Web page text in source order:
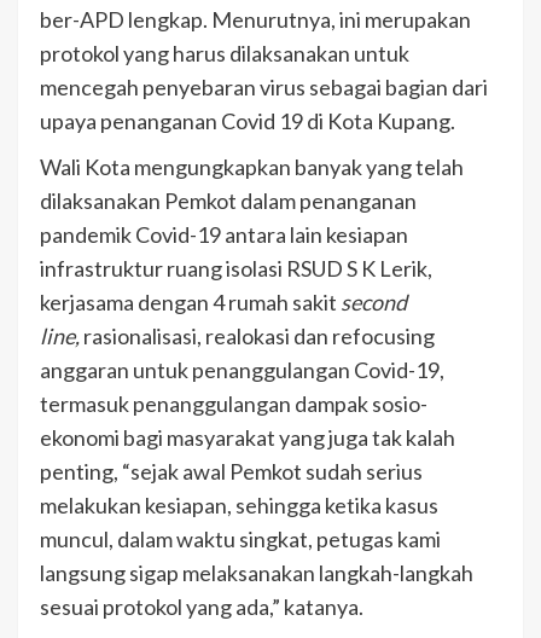
ber-APD lengkap. Menurutnya, ini merupakan
protokol yang harus dilaksanakan untuk
mencegah penyebaran virus sebagai bagian dari
upaya penanganan Covid 19 di Kota Kupang.
Wali Kota mengungkapkan banyak yang telah
dilaksanakan Pemkot dalam penanganan
pandemik Covid-19 antara lain kesiapan
infrastruktur ruang isolasi RSUD S K Lerik,
kerjasama dengan 4 rumah sakit second
line,rasionalisasi, realokasi dan refocusing
anggaran untuk penanggulangan Covid-19,
termasuk penanggulangan dampak sosio-
ekonomi bagi masyarakat yang juga tak kalah
penting, “sejak awal Pemkot sudah serius
melakukan kesiapan, sehingga ketika kasus
muncul, dalam waktu singkat, petugas kami
langsung sigap melaksanakan langkah-langkah
sesuai protokol yang ada,” katanya.